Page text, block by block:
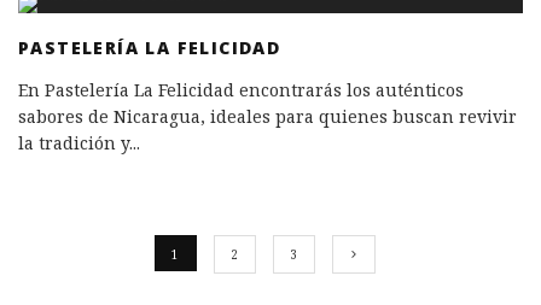
PASTELERÍA LA FELICIDAD
En Pastelería La Felicidad encontrarás los auténticos
sabores de Nicaragua, ideales para quienes buscan revivir
la tradición y...
1 2 3